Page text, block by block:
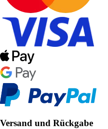
Versand und Rückgabe